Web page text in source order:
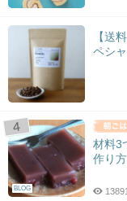
【送
ペシ
BLOG
材料3
作り方